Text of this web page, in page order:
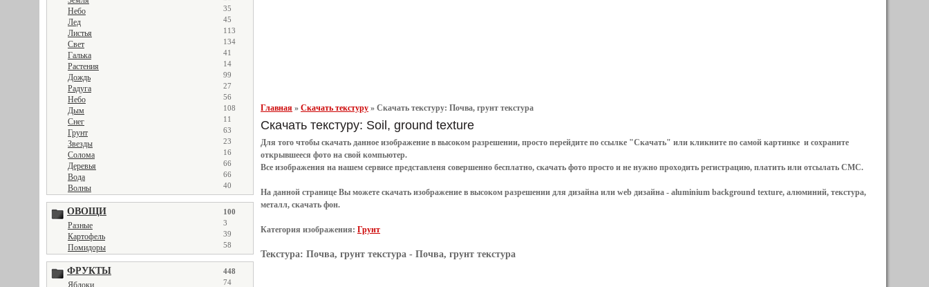
Небо 35
Лед 45
Листья 113
Свет 134
Галька 41
Растения 14
Дождь 99
Радуга 27
Небо 56
Дым 108
Снег 11
Грунт 63
Звезды 23
Солома 16
Деревья 66
Вода 66
Волны 40
ОВОЩИ 100
Разные 3
Картофель 39
Помидоры 58
ФРУКТЫ 448
Яблоки 74
Главная » Скачать текстуру » Скачать текстуру: Почва, грунт текстура
Скачать текстуру: Soil, ground texture
Для того чтобы скачать данное изображение в высоком разрешении, просто перейдите по ссылке "Скачать" или кликните по самой картинке и сохраните
открывшееся фото на свой компьютер.
Все изображения на нашем сервисе представленя совершенно бесплатно, скачать фото просто и не нужно проходить регистрацию, платить или отсылать СМС.
На данной странице Вы можете скачать изображение в высоком разрешении для дизайна или web дизайна - aluminium background texture, алюминий, текстура,
металл, скачать фон.
Категория изображения: Грунт
Текстура: Почва, грунт текстура - Почва, грунт текстура